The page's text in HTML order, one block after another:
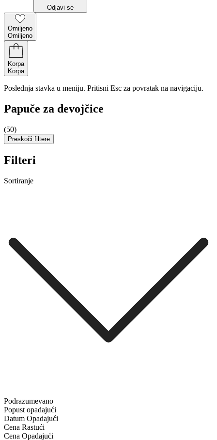
Odjavi se
Omiljeno
Omiljeno
Korpa
Korpa
Poslednja stavka u meniju. Pritisni Esc za povratak na navigaciju.
Papuče za devojčice
(50)
Preskoči filtere
Filteri
Sortiranje
Podrazumevano
Popust opadajući
Datum Opadajući
Cena Rastući
Cena Opadajući